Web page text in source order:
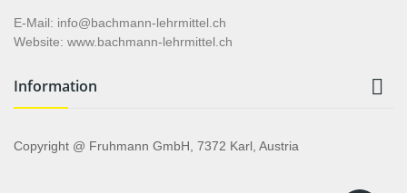
E-Mail: info@bachmann-lehrmittel.ch
Website: www.bachmann-lehrmittel.ch
Information 
Copyright @ Fruhmann GmbH, 7372 Karl, Austria